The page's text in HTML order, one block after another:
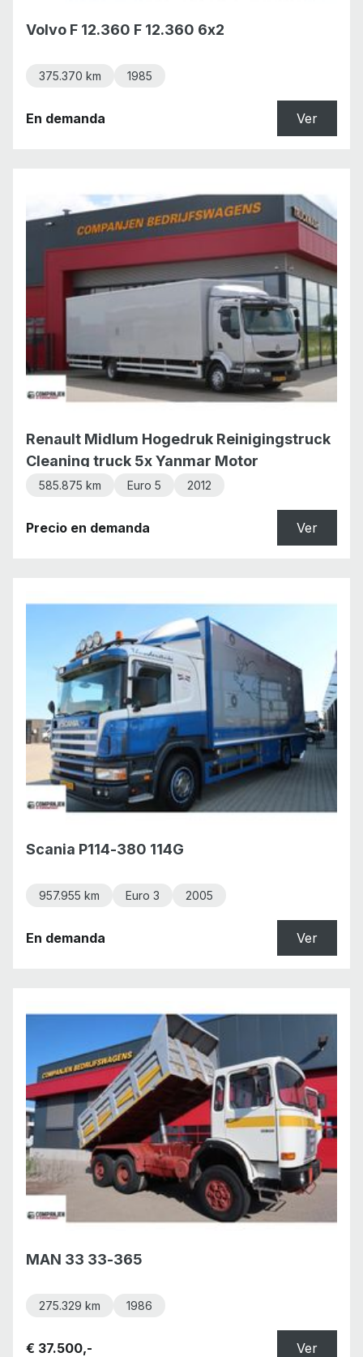
Volvo F 12.360 F 12.360 6x2
375.370 km 1985
En demanda Ver
Renault Midlum Hogedruk Reinigingstruck
Cleaning truck 5x Yanmar Motor
585.875 km Euro 5 2012
Precio en demanda Ver
Scania P114-380 114G
957.955 km Euro 3 2005
En demanda Ver
MAN 33 33-365
275.329 km 1986
€ 37.500,- Ver